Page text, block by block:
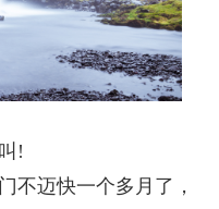
!
不迈快一个多月了，